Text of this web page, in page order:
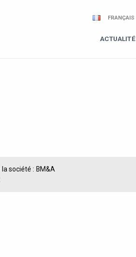
FRANÇAIS
ACTUALITÉ
société : BM&A